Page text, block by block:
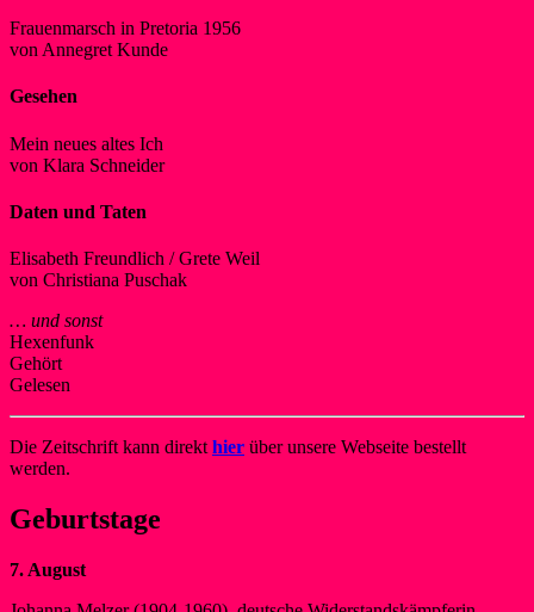
Frauenmarsch in Pretoria 1956
von Annegret Kunde
Gesehen
Mein neues altes Ich
von Klara Schneider
Daten und Taten
Elisabeth Freundlich / Grete Weil
von Christiana Puschak
… und sonst
Hexenfunk
Gehört
Gelesen
Die Zeitschrift kann direkt hier über unsere Webseite bestellt
werden.
Geburtstage
7. August